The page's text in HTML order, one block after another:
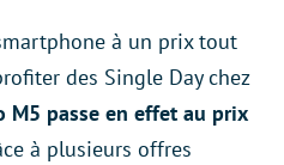
à un prix tout
des Single Day chez
M5 passe en effet au prix
à plusieurs offres